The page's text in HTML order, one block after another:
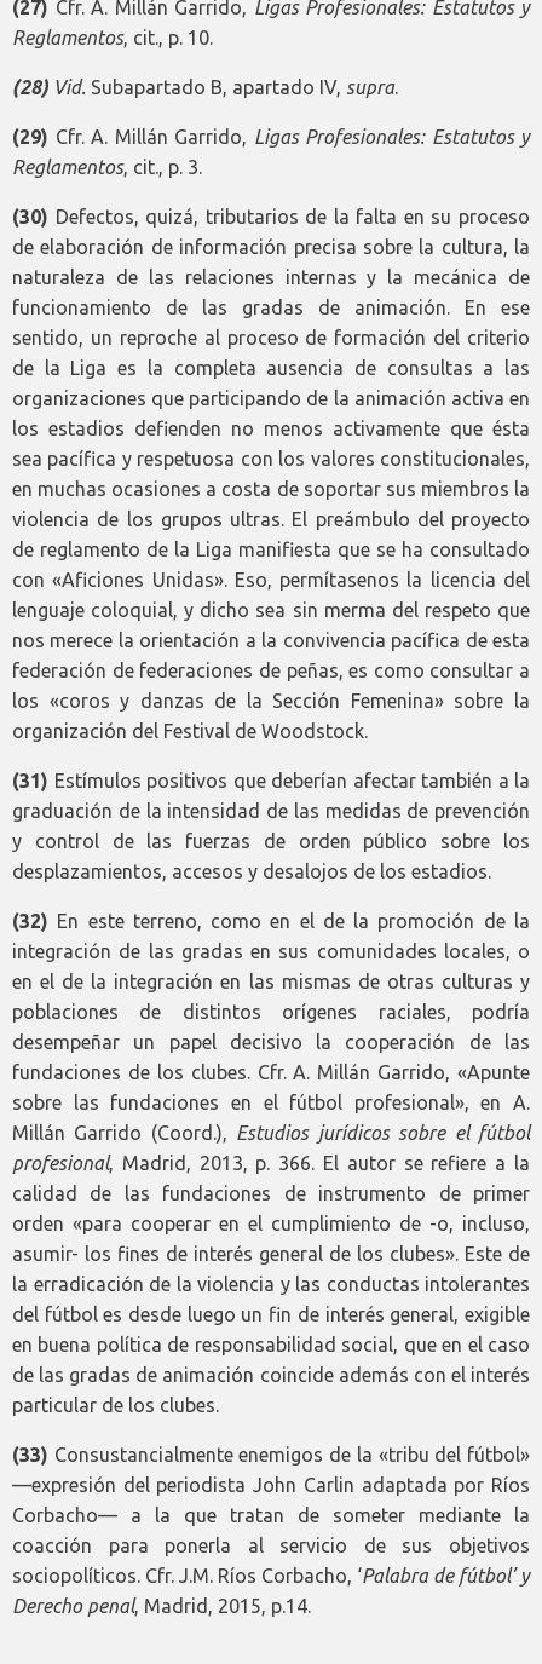
(27) Cfr. A. Millán Garrido, Ligas Profesionales: Estatutos y
Reglamentos, cit., p. 10.
(28) Vid. Subapartado B, apartado IV, supra.
(29) Cfr. A. Millán Garrido, Ligas Profesionales: Estatutos y
Reglamentos, cit., p. 3.
(30) Defectos, quizá, tributarios de la falta en su proceso
de elaboración de información precisa sobre la cultura, la
naturaleza de las relaciones internas y la mecánica de
funcionamiento de las gradas de animación. En ese
sentido, un reproche al proceso de formación del criterio
de la Liga es la completa ausencia de consultas a las
organizaciones que participando de la animación activa en
los estadios defienden no menos activamente que ésta
sea pacífica y respetuosa con los valores constitucionales,
en muchas ocasiones a costa de soportar sus miembros la
violencia de los grupos ultras. El preámbulo del proyecto
de reglamento de la Liga manifiesta que se ha consultado
con «Aficiones Unidas». Eso, permítasenos la licencia del
lenguaje coloquial, y dicho sea sin merma del respeto que
nos merece la orientación a la convivencia pacífica de esta
federación de federaciones de peñas, es como consultar a
los «coros y danzas de la Sección Femenina» sobre la
organización del Festival de Woodstock.
(31) Estímulos positivos que deberían afectar también a la
graduación de la intensidad de las medidas de prevención
y control de las fuerzas de orden público sobre los
desplazamientos, accesos y desalojos de los estadios.
(32) En este terreno, como en el de la promoción de la
integración de las gradas en sus comunidades locales, o
en el de la integración en las mismas de otras culturas y
poblaciones de distintos orígenes raciales, podría
desempeñar un papel decisivo la cooperación de las
fundaciones de los clubes. Cfr. A. Millán Garrido, «Apunte
sobre las fundaciones en el fútbol profesional», en A.
Millán Garrido (Coord.), Estudios jurídicos sobre el fútbol
profesional, Madrid, 2013, p. 366. El autor se refiere a la
calidad de las fundaciones de instrumento de primer
orden «para cooperar en el cumplimiento de -o, incluso,
asumir- los fines de interés general de los clubes». Este de
la erradicación de la violencia y las conductas intolerantes
del fútbol es desde luego un fin de interés general, exigible
en buena política de responsabilidad social, que en el caso
de las gradas de animación coincide además con el interés
particular de los clubes.
(33) Consustancialmente enemigos de la «tribu del fútbol»
—expresión del periodista John Carlin adaptada por Ríos
Corbacho— a la que tratan de someter mediante la
coacción para ponerla al servicio de sus objetivos
sociopolíticos. Cfr. J.M. Ríos Corbacho, ‘Palabra de fútbol’ y
Derecho penal, Madrid, 2015, p.14.